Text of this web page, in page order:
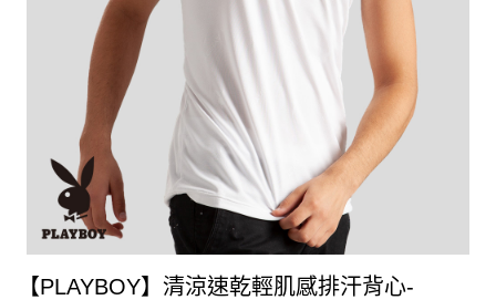
【PLAYBOY】清涼速乾輕肌感排汗背心-